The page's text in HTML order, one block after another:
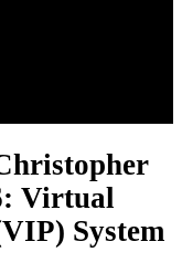
Virtual
System